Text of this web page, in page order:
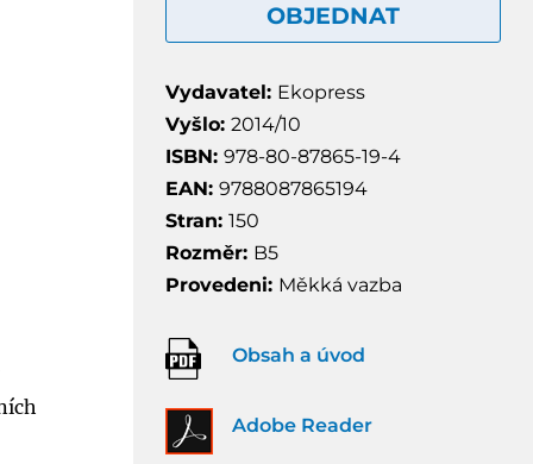
OBJEDNAT
Vydavatel: Ekopress
Vyšlo: 2014/10
ISBN: 978-80-87865-19-4
EAN: 9788087865194
Stran: 150
Rozměr: B5
Provedeni: Měkká vazba
Obsah a úvod
Adobe Reader